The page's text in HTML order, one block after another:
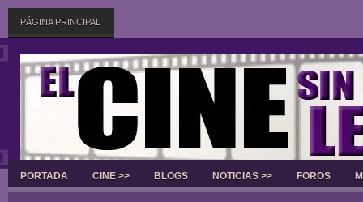
PÁGINA PRINCIPAL
PORTADA CINE >> BLOGS NOTICIAS >> FOROS